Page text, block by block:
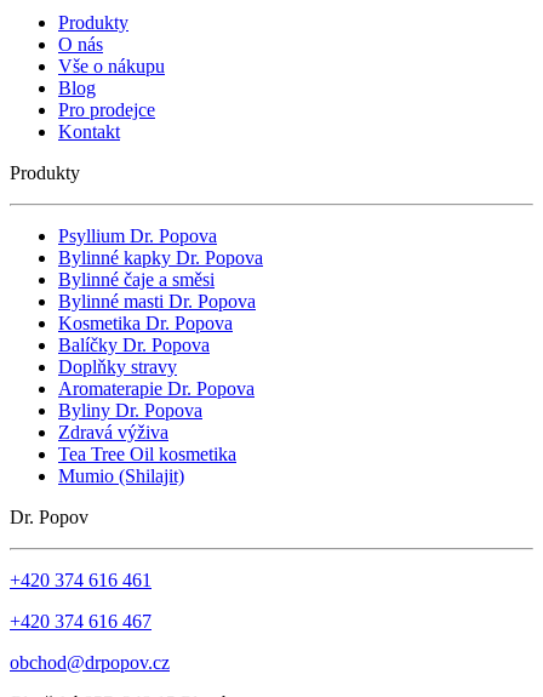
Produkty
O nás
Vše o nákupu
Blog
Pro prodejce
Kontakt
Produkty
Psyllium Dr. Popova
Bylinné kapky Dr. Popova
Bylinné čaje a směsi
Bylinné masti Dr. Popova
Kosmetika Dr. Popova
Balíčky Dr. Popova
Doplňky stravy
Aromaterapie Dr. Popova
Byliny Dr. Popova
Zdravá výživa
Tea Tree Oil kosmetika
Mumio (Shilajit)
Dr. Popov
+420 374 616 461
+420 374 616 467
obchod@drpopov.cz